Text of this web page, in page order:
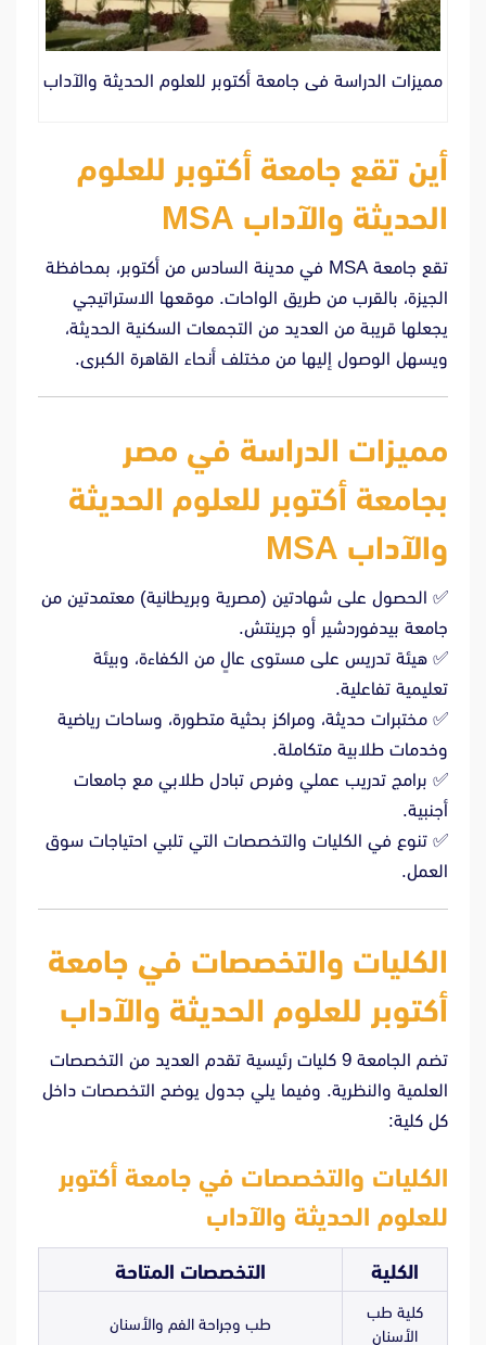
مميزات الدراسة فى جامعة أكتوبر للعلوم الحديثة والآداب
أين تقع جامعة أكتوبر للعلوم
الحديثة والآداب MSA
تقع جامعة MSA في مدينة السادس من أكتوبر، بمحافظة
الجيزة، بالقرب من طريق الواحات. موقعها الاستراتيجي
يجعلها قريبة من العديد من التجمعات السكنية الحديثة،
ويسهل الوصول إليها من مختلف أنحاء القاهرة الكبرى.
مميزات الدراسة في مصر
بجامعة أكتوبر للعلوم الحديثة
والآداب MSA
✅ الحصول على شهادتين (مصرية وبريطانية) معتمدتين من
جامعة بيدفوردشير أو جرينتش.
✅ هيئة تدريس على مستوى عالٍ من الكفاءة، وبيئة
تعليمية تفاعلية.
✅ مختبرات حديثة، ومراكز بحثية متطورة، وساحات رياضية
وخدمات طلابية متكاملة.
✅ برامج تدريب عملي وفرص تبادل طلابي مع جامعات
أجنبية.
✅ تنوع في الكليات والتخصصات التي تلبي احتياجات سوق
العمل.
الكليات والتخصصات في جامعة
أكتوبر للعلوم الحديثة والآداب
تضم الجامعة 9 كليات رئيسية تقدم العديد من التخصصات
العلمية والنظرية. وفيما يلي جدول يوضح التخصصات داخل
كل كلية:
الكليات والتخصصات في جامعة أكتوبر
للعلوم الحديثة والآداب
الكلية التخصصات المتاحة
كلية طب
الأسنان
طب وجراحة الفم والأسنان